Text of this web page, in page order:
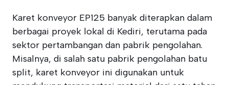
Karet konveyor EP125 banyak diterapkan dalam
berbagai proyek lokal di Kediri, terutama pada
sektor pertambangan dan pabrik pengolahan.
Misalnya, di salah satu pabrik pengolahan batu
split, karet konveyor ini digunakan untuk